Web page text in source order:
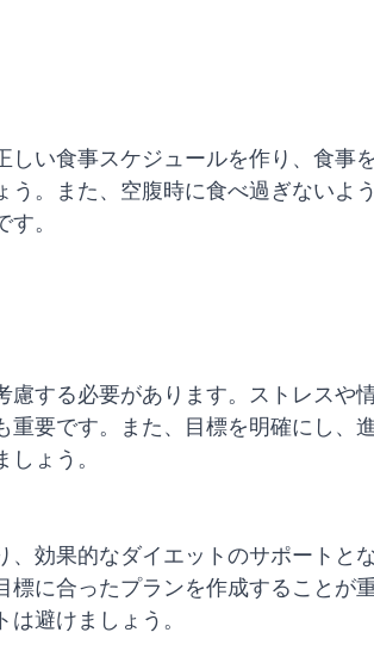
い食事スケジュールを作り、食事
。また、空腹時に食べ過ぎないよ
。
する必要があります。ストレスや
要です。また、目標を明確にし、
ょう。
効果的なダイエットのサポートとな
に合ったプランを作成することが重
避けましょう。